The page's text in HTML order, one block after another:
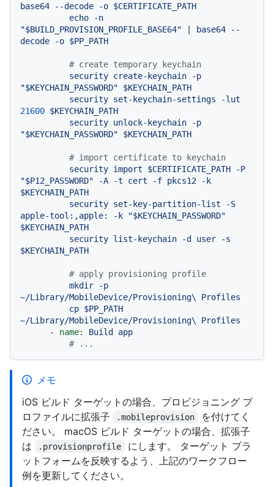
base64
--decode -o $CERTIFICATE_PATH
echo
-n
"$BUILD_PROVISION_PROFILE_BASE64"
| base64
--
decode
-o $PP_PATH
# create temporary keychain
security create-keychain
-p
"$KEYCHAIN_PASSWORD"
$KEYCHAIN_PATH
security set-keychain-settings
-lut
21600 $KEYCHAIN_PATH
security unlock-keychain
-p
"$KEYCHAIN_PASSWORD"
$KEYCHAIN_PATH
# import certificate to keychain
security import $CERTIFICATE_PATH
-P
"$P12_PASSWORD"
-A -t cert -f pkcs12
-k
$KEYCHAIN_PATH
security set-key-partition-list
-S
apple-tool:,apple:
-k
"$KEYCHAIN_PASSWORD"
$KEYCHAIN_PATH
security list-keychain -d user
-s
$KEYCHAIN_PATH
# apply provisioning profile
mkdir
-p
~/Library/MobileDevice/Provisioning\
Profiles
cp $PP_PATH
~/Library/MobileDevice/Provisioning\
Profiles
-
name: Build app
# ...
メモ
iOS ビルド ターゲットの場合、プロビジョニング プ
ロファイルに拡張子
.mobileprovision
を付けてく
ださい。 macOS ビルド ターゲットの場合、拡張子
は
.provisionprofile
にします。 ターゲット プラ
ットフォームを反映するよう、上記のワークフロー
例を更新してください。